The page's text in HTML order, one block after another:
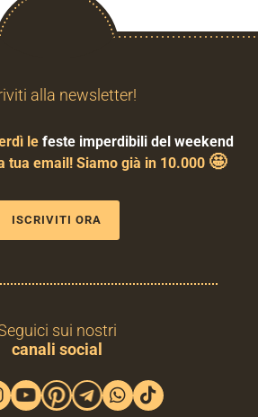
alla newsletter!
le feste imperdibili del weekend
tua email! Siamo già in 10.000 🤩
ISCRIVITI ORA
sui nostri
canali social